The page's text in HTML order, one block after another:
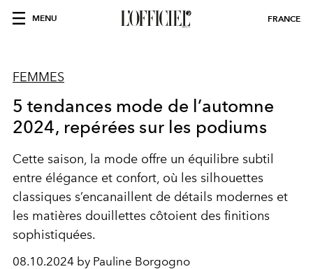
MENU FRANCE
FEMMES
5 tendances mode de l’automne
2024, repérées sur les podiums
Cette saison, la mode offre un équilibre subtil
entre élégance et confort, où les silhouettes
classiques s’encanaillent de détails modernes et
les matières douillettes côtoient des finitions
sophistiquées.
08.10.2024 by Pauline Borgogno